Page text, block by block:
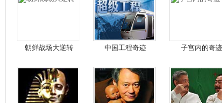
朝鲜战场大逆转 中国工程奇迹 子宫内的奇迹